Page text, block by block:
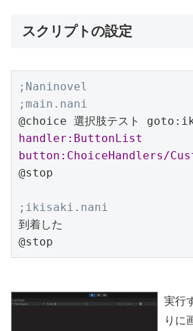
スクリプトの設定
;Naninovel
;main.nani
handler:ButtonList
button:ChoiceHandlers/
@stop
;ikisaki.nani
到着した
@stop
実行
りに